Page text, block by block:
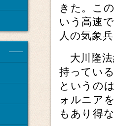
きた。こ
いう高速
人の気象
大川隆法
持ってい
というの
ォルニア
もあり得